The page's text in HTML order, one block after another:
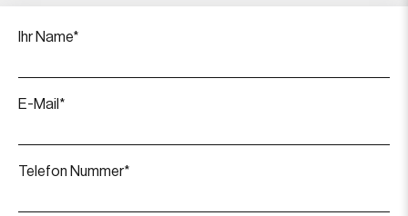
Ihr Name*
E-Mail*
Telefon Nummer*